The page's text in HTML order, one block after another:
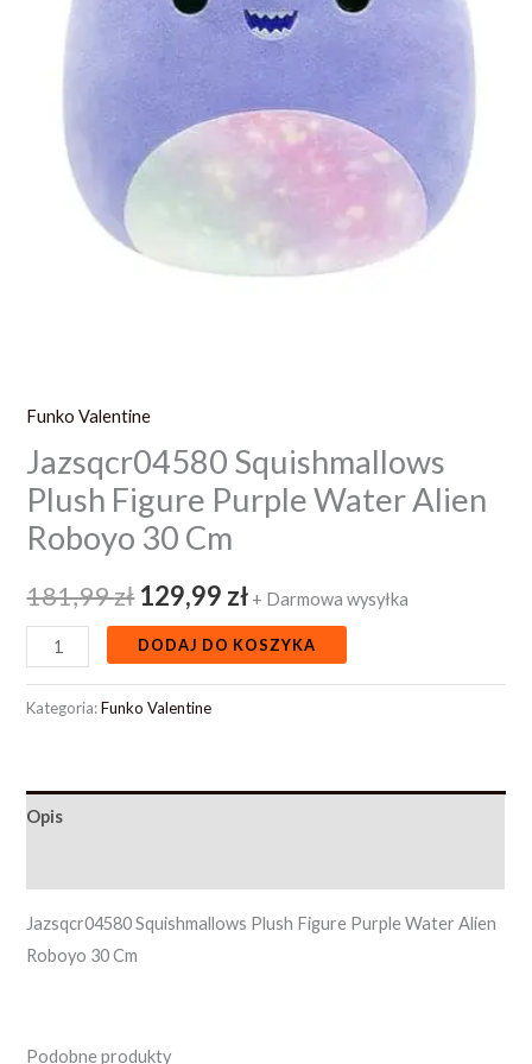
Funko Valentine
Jazsqcr04580 Squishmallows
Plush Figure Purple Water Alien
Roboyo 30 Cm
181,99zł 129,99 zł + Darmowa wysyłka
DODAJ DO KOSZYKA
Kategoria:Funko Valentine
Opis
Jazsqcr04580 Squishmallows Plush Figure Purple Water Alien
Roboyo 30 Cm
Podobne produkty